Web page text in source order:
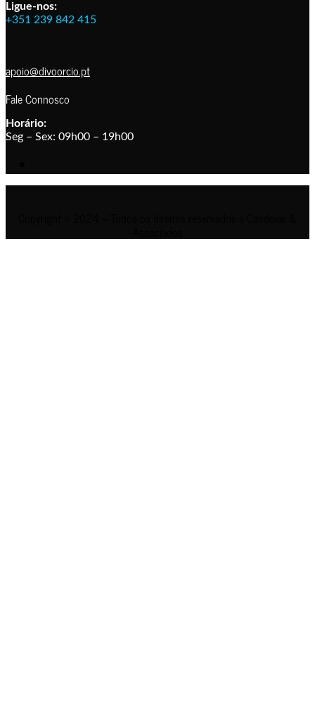
Ligue-nos:
+351 239 842 415
apoio@divoorcio.pt
Fale Connosco
Horário:
Seg – Sex: 09h00 – 19h00